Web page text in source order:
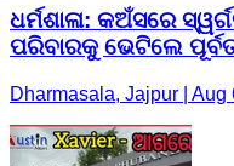
ଧର୍ମଶାଳା: କଅଁସରେ
ପରିବାରକୁ ଭେଟିଲେ
Dharmasala, Jajpur | Aug